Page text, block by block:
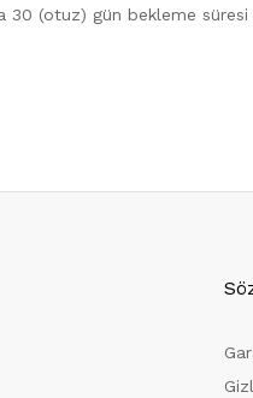
30 (otuz) gün bekleme süresi